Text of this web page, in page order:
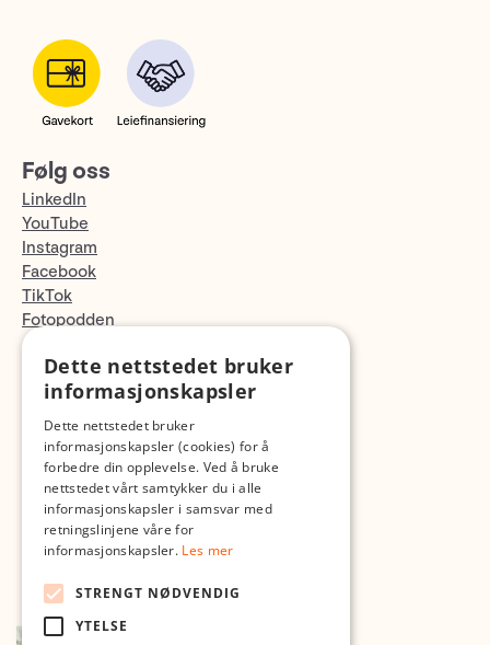
Følg oss
LinkedIn
YouTube
Instagram
Facebook
TikTok
Fotopodden
Med forbehold om skrive- og lagerfeil
Dette nettstedet bruker
informasjonskapsler
Dette nettstedet bruker
informasjonskapsler (cookies) for å
forbedre din opplevelse. Ved å bruke
nettstedet vårt samtykker du i alle
informasjonskapsler i samsvar med
retningslinjene våre for
informasjonskapsler. Les mer
STRENGT NØDVENDIG
YTELSE